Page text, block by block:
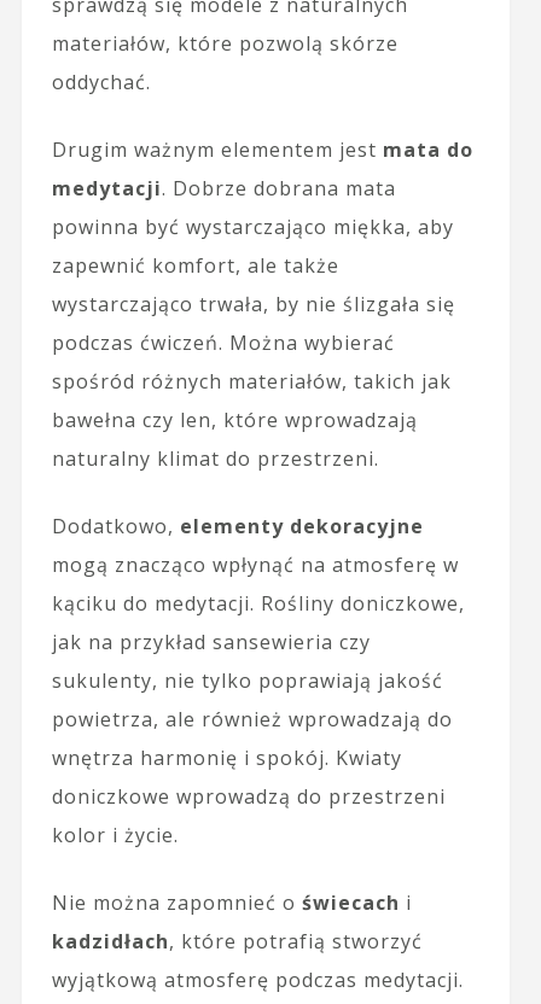
materiałów, które pozwolą skórze
oddychać.
Drugim ważnym elementem jest mata do
medytacji. Dobrze dobrana mata
powinna być wystarczająco miękka, aby
zapewnić komfort, ale także
wystarczająco trwała, by nie ślizgała się
podczas ćwiczeń. Można wybierać
spośród różnych materiałów, takich jak
bawełna czy len, które wprowadzają
naturalny klimat do przestrzeni.
Dodatkowo, elementy dekoracyjne
mogą znacząco wpłynąć na atmosferę w
kąciku do medytacji. Rośliny doniczkowe,
jak na przykład sansewieria czy
sukulenty, nie tylko poprawiają jakość
powietrza, ale również wprowadzają do
wnętrza harmonię i spokój. Kwiaty
doniczkowe wprowadzą do przestrzeni
kolor i życie.
Nie można zapomnieć o świecach i
kadzidłach, które potrafią stworzyć
wyjątkową atmosferę podczas medytacji.